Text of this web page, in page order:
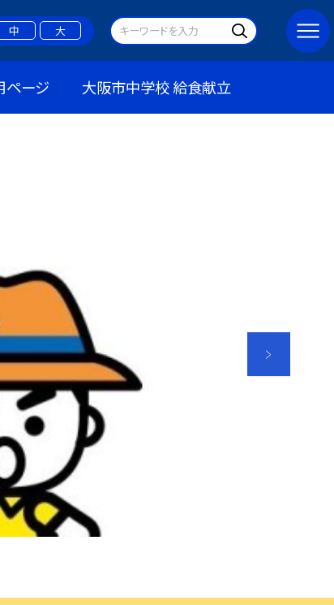
中 大
ページ 大阪市中学校 給食献立